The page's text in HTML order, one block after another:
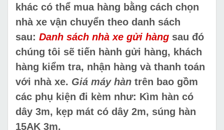
khác có thể mua hàng bằng cách chọn
nhà xe vận chuyển theo danh sách
sau: Danh sách nhà xe gửi hàng sau đó
chúng tôi sẽ tiến hành gửi hàng, khách
hàng kiểm tra, nhận hàng và thanh toán
với nhà xe. Giá máy hàn trên bao gồm
các phụ kiện đi kèm như: Kìm hàn có
dây 3m, kẹp mát có dây 2m, súng hàn
15AK 3m.